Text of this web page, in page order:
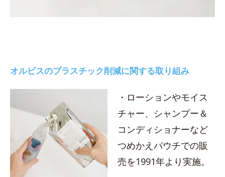
オルビスのプラスチック削減に関する取り組み
・ローションやモイス
チャー、シャンプー＆
コンディショナーなど
つめかえパウチでの販
売を1991年より実施。